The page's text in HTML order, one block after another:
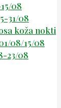
08
31/08
koža nokti
08/15/08
23/08